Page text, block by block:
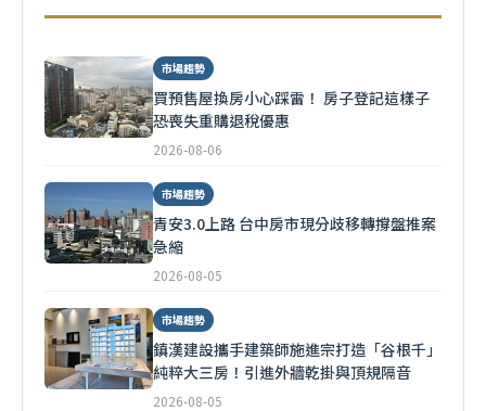
市場趨勢
買預售屋換房小心踩雷！ 房子登記這樣子
恐喪失重購退稅優惠
2026-08-06
市場趨勢
青安3.0上路 台中房市現分歧移轉撐盤推案
急縮
2026-08-05
市場趨勢
鎮漢建設攜手建築師施進宗打造「谷根千」
純粹大三房！引進外牆乾掛與頂規隔音
2026-08-05